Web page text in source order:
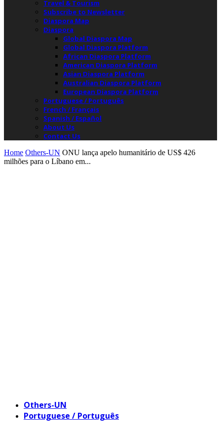
Travel & Tourism
Subscribe to Newsletter
Diaspora Map
Diaspora
Global Diaspora Map
Global Diaspora Platform
African Diaspora Platform
American Diaspora Platform
Asian Diaspora Platform
Australian Diaspora Platform
European Diaspora Platform
Portuguese / Português
French / Français
Spanish / Español
About Us
Contact Us
Home Others-UN ONU lança apelo humanitário de US$ 426
milhões para o Líbano em...
Others-UN
Portuguese / Português